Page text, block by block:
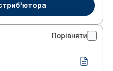
Порівняти